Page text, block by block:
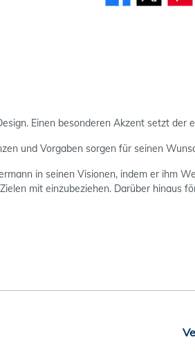
Einen besonderen Akzent setzt der
und Vorgaben sorgen für seinen
in seinen Visionen, indem er ihm
mit einzubeziehen. Darüber hinaus